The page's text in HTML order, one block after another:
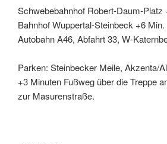
Schwebebahnhof Robert-Daum-Platz
Bahnhof Wuppertal-Steinbeck +6 Min.
Autobahn A46, Abfahrt 33, W-
Parken: Steinbecker Meile, Akzenta/
+3 Minuten Fußweg über die Treppe
zur Masurenstraße.